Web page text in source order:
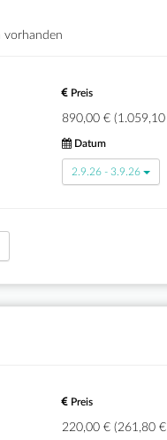
vorhanden
Preis
890,00 €
Datum
2.9.26 - 3.9.26
Preis
220,00 € (261,80